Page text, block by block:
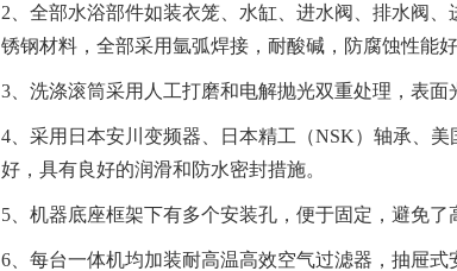
2、全部水浴部件如装衣笼、水缸、进水阀、排水阀
锈钢材料，全部采用氩弧焊接，耐酸碱，防腐蚀性能好
3、洗涤滚筒采用人工打磨和电解抛光双重处理，表面
4、采用日本安川变频器、日本精工（NSK）轴承、
好，具有良好的润滑和防水密封措施。
5、机器底座框架下有多个安装孔，便于固定，避免了
6、每台一体机均加装耐高温高效空气过滤器，抽屉